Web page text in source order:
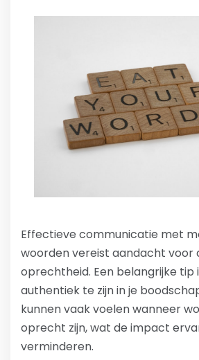
Effectieve communicatie met
woorden vereist aandacht voor
oprechtheid. Een belangrijke tip
authentiek te zijn in je
kunnen vaak voelen wanneer
oprecht zijn, wat de impact
verminderen.